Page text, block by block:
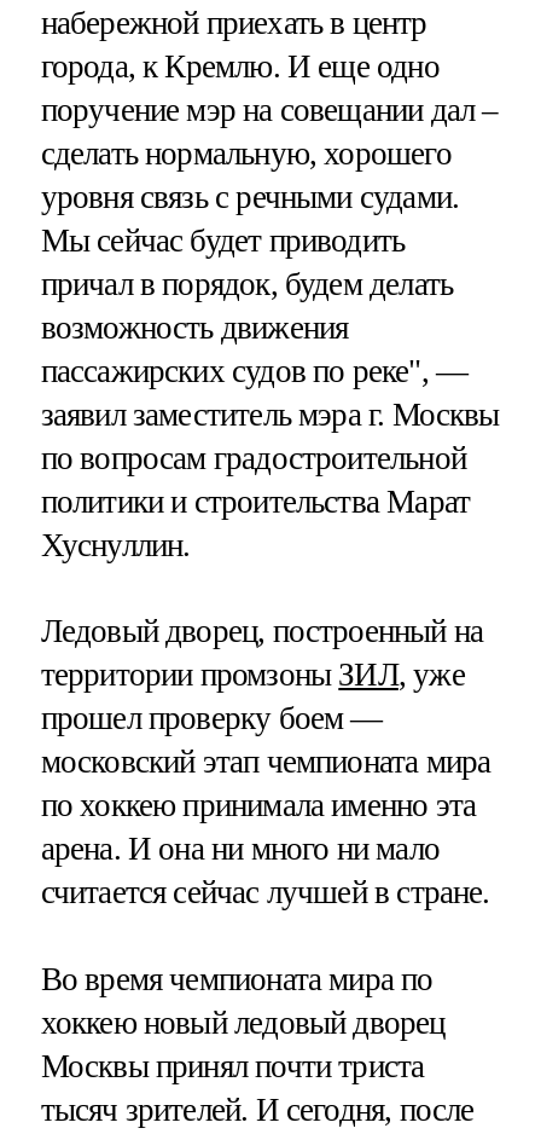
набережной приехать в центр
города, к Кремлю. И еще одно
поручение мэр на совещании дал –
сделать нормальную, хорошего
уровня связь с речными судами.
Мы сейчас будет приводить
причал в порядок, будем делать
возможность движения
пассажирских судов по реке", —
заявил заместитель мэра г. Москвы
по вопросам градостроительной
политики и строительства Марат
Хуснуллин.
Ледовый дворец, построенный на
территории промзоны ЗИЛ, уже
прошел проверку боем —
московский этап чемпионата мира
по хоккею принимала именно эта
арена. И она ни много ни мало
считается сейчас лучшей в стране.
Во время чемпионата мира по
хоккею новый ледовый дворец
Москвы принял почти триста
тысяч зрителей. И сегодня, после